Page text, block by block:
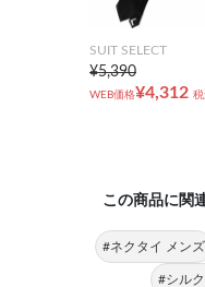
SUIT SELECT
¥5,390
WEB価格¥4,312 税
この商品に関
#ネクタイ メンズ
#シル